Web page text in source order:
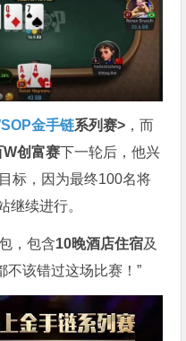
金手链系列赛> ，而
W创富赛下一轮后，他兴
标，因为最终100名将
继续进行。
，包含10晚酒店住宿及
不该错过这场比赛！”